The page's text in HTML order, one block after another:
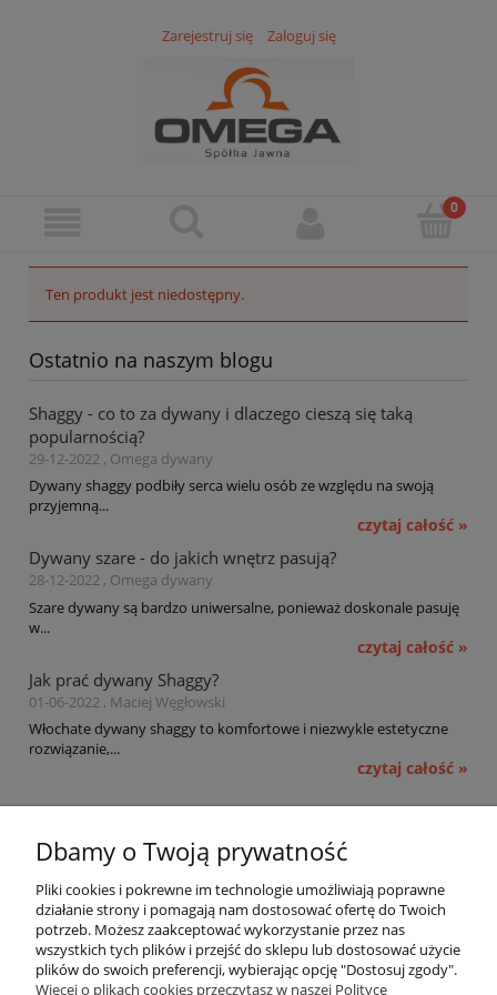
Zarejestruj się Zaloguj się
Ten produkt jest niedostępny.
Ostatnio na naszym blogu
Shaggy - co to za dywany i dlaczego cieszą się taką
popularnością?
29-12-2022 , Omega dywany
Dywany shaggy podbiły serca wielu osób ze względu na swoją
przyjemną...
czytaj całość »
Dywany szare - do jakich wnętrz pasują?
28-12-2022 , Omega dywany
Szare dywany są bardzo uniwersalne, ponieważ doskonale pasuję
w...
czytaj całość »
Jak prać dywany Shaggy?
01-06-2022 , Maciej Węgłowski
Włochate dywany shaggy to komfortowe i niezwykle estetyczne
rozwiązanie,...
czytaj całość »
Płatności i dostawa
Informacje
Dbamy o Twoją prywatność
Pliki cookies i pokrewne im technologie umożliwiają poprawne
działanie strony i pomagają nam dostosować ofertę do Twoich
potrzeb. Możesz zaakceptować wykorzystanie przez nas
wszystkich tych plików i przejść do sklepu lub dostosować użycie
plików do swoich preferencji, wybierając opcję "Dostosuj zgody".
Więcej o plikach cookies przeczytasz w naszej Polityce